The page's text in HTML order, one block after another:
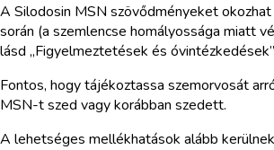
A Silodosin MSN szövődményeket
során (a szemlencse homályossága miatt
lásd „Figyelmeztetések és
Fontos, hogy tájékoztassa szemorvosát
MSN-t szed vagy korábban szedett.
A lehetséges mellékhatások alább